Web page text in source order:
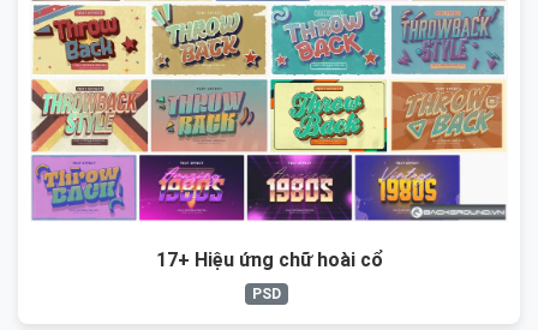
17+ Hiệu ứng chữ hoài cổ
PSD